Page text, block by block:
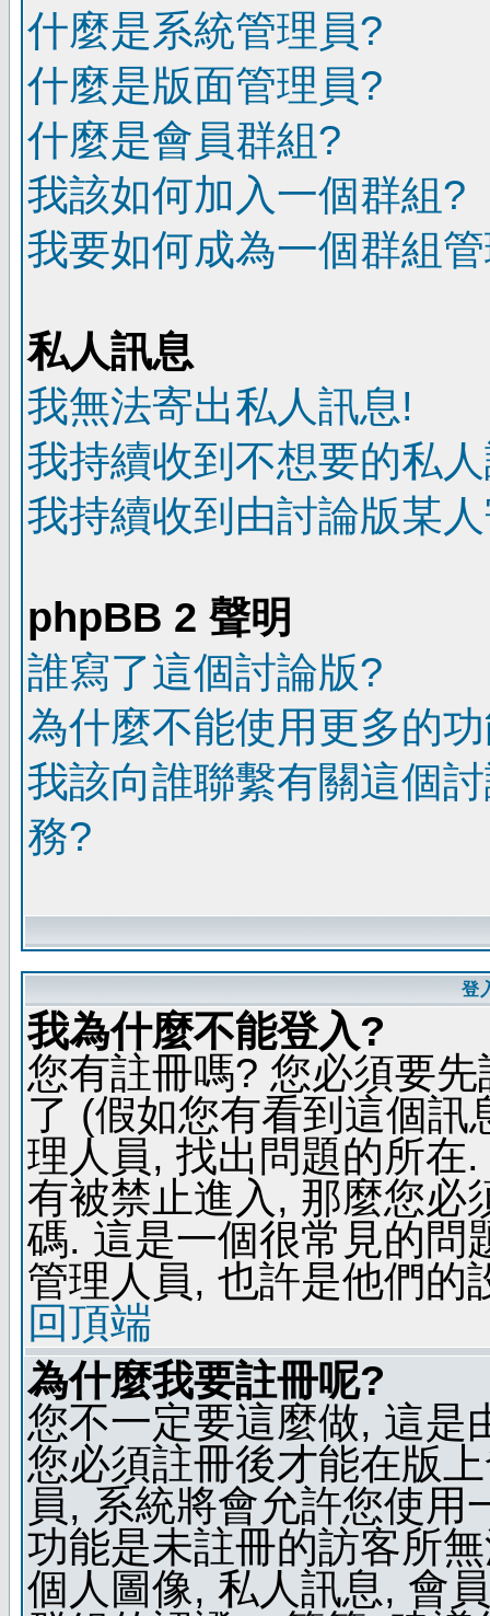
什麼是系統管理員?
什麼是版面管理員?
什麼是會員群組?
我該如何加入一個群組?
我要如何成為一個群組
私人訊息
我無法寄出私人訊息!
我持續收到不想要的私
我持續收到由討論版某
phpBB 2 聲明
誰寫了這個討論版?
為什麼不能使用更多的
我該向誰聯繫有關這個
務?
登
我為什麼不能登入?
您有註冊嗎? 您必須要
了 (假如您有看到這個
理人員, 找出問題的所在
有被禁止進入, 那麼您必
碼. 這是一個很常見的問
管理人員, 也許是他們的
回頂端
為什麼我要註冊呢?
您不一定要這麼做, 這是
您必須註冊後才能在版
員, 系統將會允許您使
功能是未註冊的訪客所
個人圖像, 私人訊息, 會